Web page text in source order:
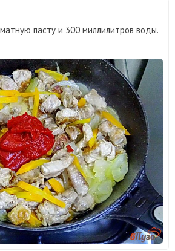
пасту и 300 миллилитров воды.